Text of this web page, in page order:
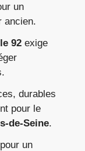
un
ancien.
le 92 exige
durables
pour le
de-Seine.
pour un